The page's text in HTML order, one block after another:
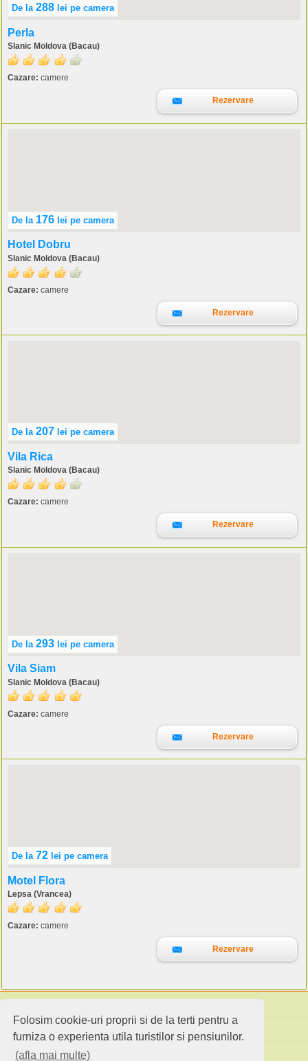
Folosim cookie-uri proprii si de la terti pentru a
furniza o experienta utila turistilor si pensiunilor.
(afla mai multe)
De la 288 lei pe camera
Perla
Slanic Moldova (Bacau)
Cazare: camere
Rezervare
De la 176 lei pe camera
Hotel Dobru
Slanic Moldova (Bacau)
Cazare: camere
Rezervare
De la 207 lei pe camera
Vila Rica
Slanic Moldova (Bacau)
Cazare: camere
Rezervare
De la 293 lei pe camera
Vila Siam
Slanic Moldova (Bacau)
Cazare: camere
Rezervare
De la 72 lei pe camera
Motel Flora
Lepsa (Vrancea)
Cazare: camere
Rezervare
Cauta pensiuni